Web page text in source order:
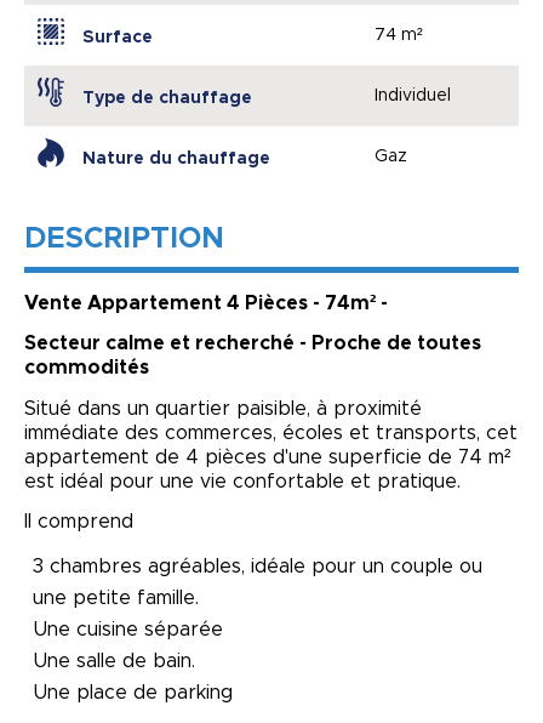
Surface 74 m²
Type de chauffage Individuel
Nature du chauffage Gaz
DESCRIPTION
Vente Appartement 4 Pièces - 74m² -
Secteur calme et recherché - Proche de toutes
commodités
Situé dans un quartier paisible, à proximité
immédiate des commerces, écoles et transports, cet
appartement de 4 pièces d'une superficie de 74 m²
est idéal pour une vie confortable et pratique.
Il comprend
3 chambres agréables, idéale pour un couple ou
une petite famille.
Une cuisine séparée
Une salle de bain.
Une place de parking